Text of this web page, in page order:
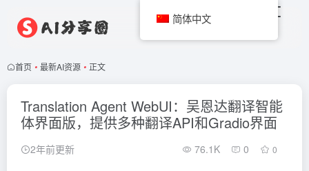
首页 • 最新AI资源 • 正文
Translation Agent WebUI：吴恩达翻译智能
体界面版，提供多种翻译API和Gradio界面
2年前更新 76.1K 0 0
简体中文